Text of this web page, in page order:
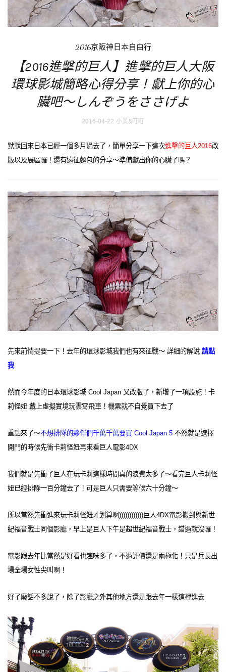
2016京阪神日本自由行
【2016進擊的巨人】進擊的巨人大阪
環球影城簡略心得分享！獻上你的心
臟吧～しんぞうをささげよ
2016-04-22 小美&叮叮
默默回來日本已經一個多月過去了，簡單分享一下這次進擊的巨人2016改
版以及展區囉！還有遠征麵包的分享～準備獻出你的心臟了嗎？
先來前情提要一下！去年的環球影城我們也有來征戰～ 詳細的解說 請點
我
然而今年度的日本環球影城 Cool Japan 又改版了，新增了一項設施！卡
莉怪妞 戴上虛擬實境玩雲霄飛車！機票就不自覺買下去了
重點來了～不想排隊的夥伴們千萬千萬要買 Cool Japan 5 不然就是選擇
開門的時候先衝卡莉怪妞再來看巨人電影4DX
我們就是先衝了巨人在玩卡莉這樣時間真的浪費太多了～看完巨人卡莉怪
妞已經排隊一百分鐘去了！可是巨人只需要等候六十分鐘～
所以當然先衝進來玩卡莉怪妞才划算啊))))))))))))巨人4DX電影搬到與新世
紀福音戰士同個影廳，早上是巨人下午是超世紀福音戰士，錯過就沒囉！
電影跟去年比當然是好看也趣味多了，不過評價還是兩極化！只是兵長出
場全場女性尖叫啊！
好了廢話不多說了，除了影廳之外其他地方還是跟去年一樣這裡進去